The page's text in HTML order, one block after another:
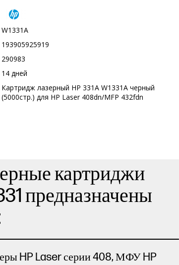
W1331A
193905925919
290983
14 дней
Картридж лазерный HP 331A W1331A черный
(5000стр.) для HP Laser 408dn/MFP 432fdn
картриджи
предназначены
HP Laser серии 408, МФУ HP